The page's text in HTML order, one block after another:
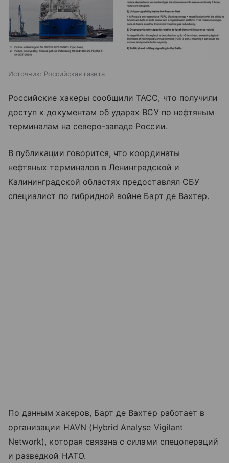
Источник: Российская газета
Российские хакеры сообщили ТАСС, что получили
доступ к документам об ударах ВСУ по нефтяным
терминалам на северо-западе России.
В публикации говорится, что координаты
нефтяных терминалов в Ленинградской и
Калининградской областях предоставлял СБУ
специалист по гибридной войне Барт де Вахтер.
По данным хакеров, Барт де Вахтер работает в
организации HAVN (Hybrid Analyse Vigilant
Network), которая связана с силами спецопераций
и разведкой НАТО.